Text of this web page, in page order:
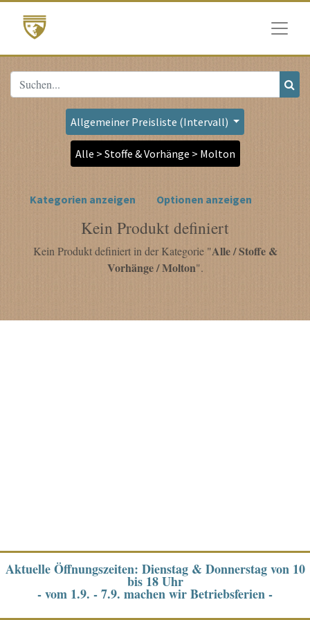
Allgemeiner Preisliste (Intervall)
Alle > Stoffe & Vorhänge > Molton
Kategorien anzeigen Optionen anzeigen
Kein Produkt definiert
Kein Produkt definiert in der Kategorie "Alle / Stoffe &
Vorhänge / Molton".
Aktuelle Öffnungszeiten: Dienstag & Donnerstag von 10
bis 18 Uhr
- vom 1.9. - 7.9. machen wir Betriebsferien -